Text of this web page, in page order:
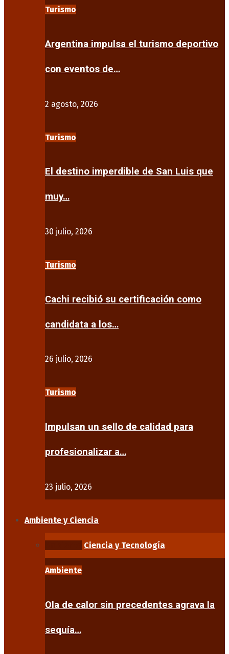
Turismo
Argentina impulsa el turismo deportivo
con eventos de…
2 agosto, 2026
Turismo
El destino imperdible de San Luis que
muy…
30 julio, 2026
Turismo
Cachi recibió su certificación como
candidata a los…
26 julio, 2026
Turismo
Impulsan un sello de calidad para
profesionalizar a…
23 julio, 2026
Ambiente y Ciencia
Ciencia y Tecnología
Ambiente
Ola de calor sin precedentes agrava la
sequía…